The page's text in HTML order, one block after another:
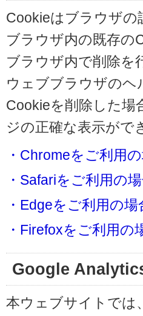
Cookieはブラウザ
ブラウザ内の既存の
ブラウザ内で削除を
ウェブブラウザのヘ
Cookieを削除した場
ジの正確な表示がで
・Chromeをご利用
・Safariをご利用の
・Edgeをご利用の
・Firefoxをご利用
Google
本ウェブサイトでは